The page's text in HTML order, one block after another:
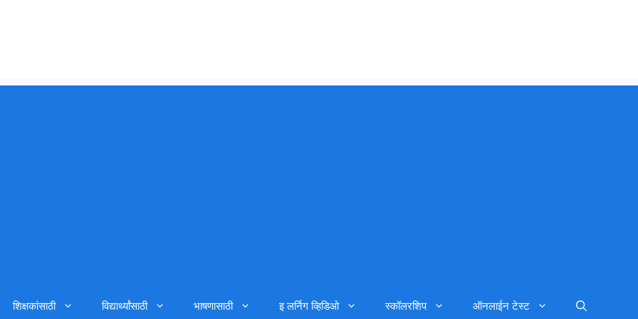
शिक्षकांसाठी विद्यार्थ्यांसाठी भाषणासाठी इ लर्निग व्हिडिओ स्कॉलरशिप ऑनलाईन टेस्ट